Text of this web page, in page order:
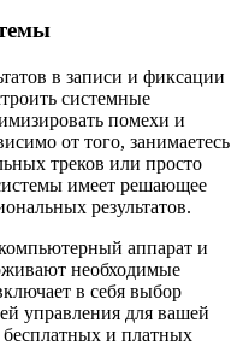
в записи и фиксации
системные
помехи и
от того, занимаетесь
треков или просто
имеет решающее
результатов.
аппарат и
необходимые
в себя выбор
управления для вашей
и платных